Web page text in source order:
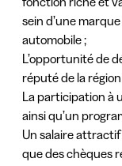
sein d’une
automobile ;
L’opportunité de
réputé de la
La participation à
ainsi qu’un
Un salaire
que des chèques